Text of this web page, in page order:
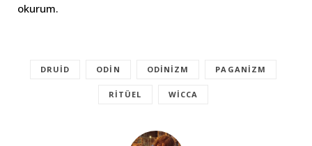
okurum.
DRUID ODIN ODINIZM PAGANIZM
RITÜEL WICCA